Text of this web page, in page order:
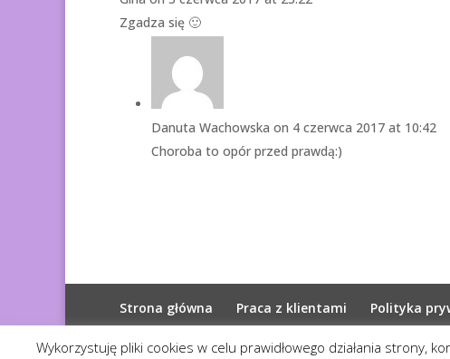
Zgadza się 🙂
Danuta Wachowska on 4 czerwca 2017 at 10:42
Choroba to opór przed prawdą:)
Strona główna Praca z klientami Polityka
© 2026Diagnoza Duszy| Kopiowanie zabronione
Wykorzystuję pliki cookies w celu prawidłowego działania strony,